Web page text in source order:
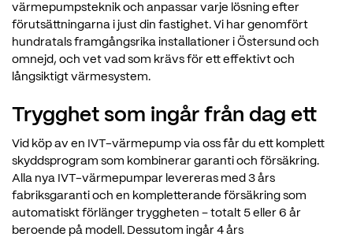
värmepumpsteknik och anpassar varje lösning efter
förutsättningarna i just din fastighet. Vi har genomfört
hundratals framgångsrika installationer i Östersund och
omnejd, och vet vad som krävs för ett effektivt och
långsiktigt värmesystem.
Trygghet som ingår från dag ett
Vid köp av en IVT-värmepump via oss får du ett komplett
skyddsprogram som kombinerar garanti och försäkring.
Alla nya IVT-värmepumpar levereras med 3 års
fabriksgaranti och en kompletterande försäkring som
automatiskt förlänger tryggheten – totalt 5 eller 6 år
beroende på modell. Dessutom ingår 4 års